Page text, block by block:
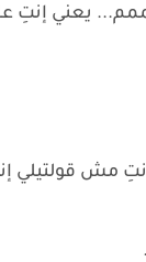
يعني إنتِ
إنتِ مش قولتيلي